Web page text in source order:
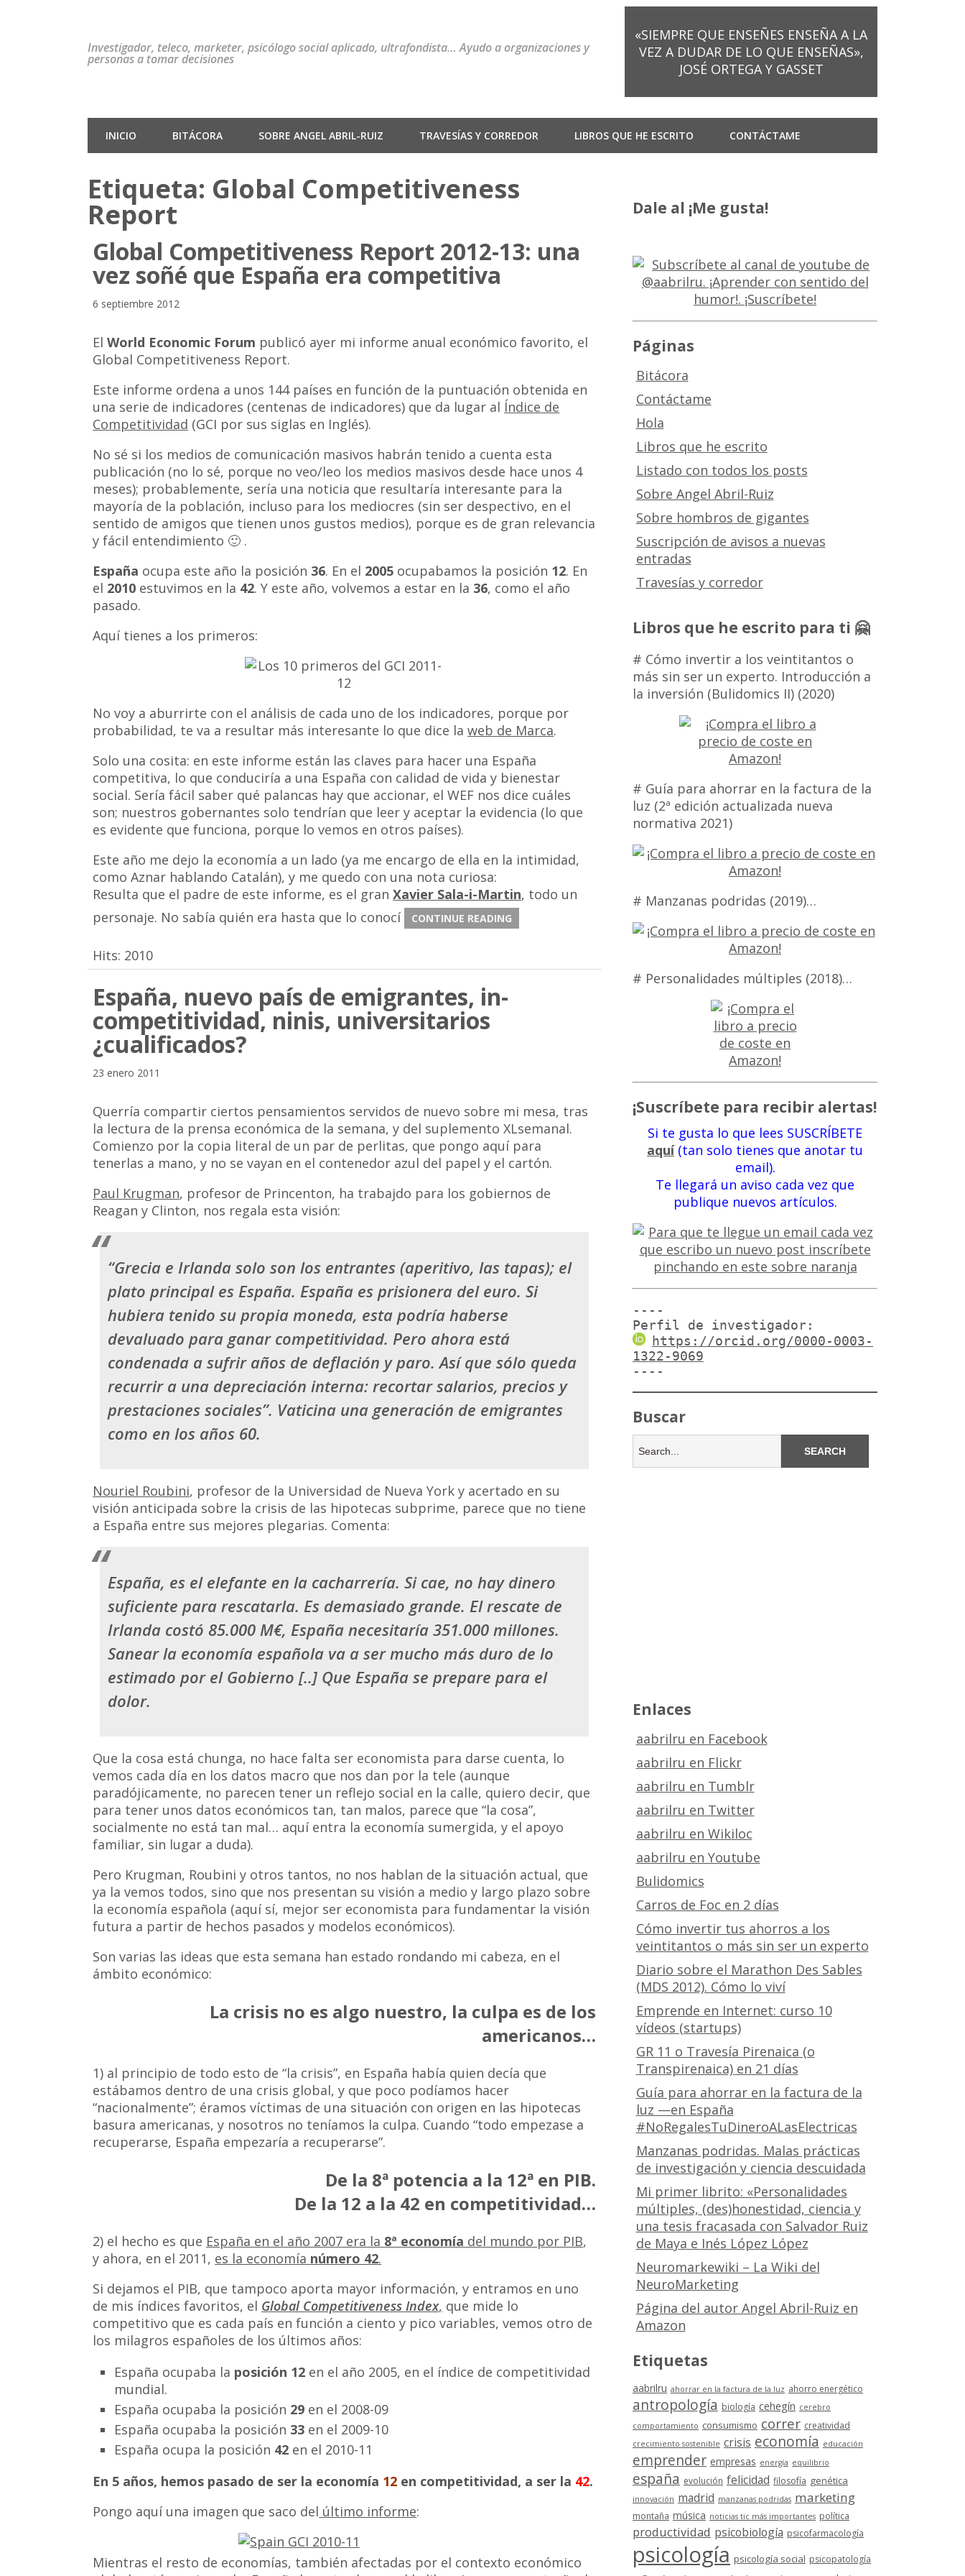
Investigador, teleco, marketer, psicólogo social aplicado, ultrafondista… Ayudo a organizaciones y
personas a tomar decisiones
«SIEMPRE QUE ENSEÑES ENSEÑA A LA
VEZ A DUDAR DE LO QUE ENSEÑAS»,
JOSÉ ORTEGA Y GASSET
INICIO BITÁCORA SOBRE ANGEL ABRIL-RUIZ TRAVESÍAS Y CORREDOR LIBROS QUE HE ESCRITO CONTÁCTAME
Etiqueta: Global Competitiveness
Report
Global Competitiveness Report 2012-13: una
vez soñé que España era competitiva
6 septiembre 2012
ElWorld Economic Forum publicó ayer mi informe anual económico favorito, el
Global Competitiveness Report.
Este informe ordena a unos 144 países en función de la puntuación obtenida en
una serie de indicadores (centenas de indicadores) que da lugar al Índice de
Competitividad (GCI por sus siglas en Inglés).
No sé si los medios de comunicación masivos habrán tenido a cuenta esta
publicación (no lo sé, porque no veo/leo los medios masivos desde hace unos 4
meses); probablemente, sería una noticia que resultaría interesante para la
mayoría de la población, incluso para los mediocres (sin ser despectivo, en el
sentido de amigos que tienen unos gustos medios), porque es de gran relevancia
y fácil entendimiento 🙂 .
España ocupa este año la posición 36. En el 2005 ocupabamos la posición 12. En
el 2010 estuvimos en la 42. Y este año, volvemos a estar en la 36, como el año
pasado.
Aquí tienes a los primeros:
No voy a aburrirte con el análisis de cada uno de los indicadores, porque por
probabilidad, te va a resultar más interesante lo que dice laweb de Marca.
Solo una cosita: en este informe están las claves para hacer una España
competitiva, lo que conduciría a una España con calidad de vida y bienestar
social. Sería fácil saber qué palancas hay que accionar, el WEF nos dice cuáles
son; nuestros gobernantes solo tendrían que leer y aceptar la evidencia (lo que
es evidente que funciona, porque lo vemos en otros países).
Este año me dejo la economía a un lado (ya me encargo de ella en la intimidad,
como Aznar hablando Catalán), y me quedo con una nota curiosa:
Resulta que el padre de este informe, es el granXavier Sala-i-Martin, todo un
personaje. No sabía quién era hasta que lo conocí
CONTINUE READING
Hits: 2010
España, nuevo país de emigrantes, in-
competitividad, ninis, universitarios
¿cualificados?
23 enero 2011
Querría compartir ciertos pensamientos servidos de nuevo sobre mi mesa, tras
la lectura de la prensa económica de la semana, y del suplemento XLsemanal.
Comienzo por la copia literal de un par de perlitas, que pongo aquí para
tenerlas a mano, y no se vayan en el contenedor azul del papel y el cartón.
Paul Krugman, profesor de Princenton, ha trabajdo para los gobiernos de
Reagan y Clinton, nos regala esta visión:
“Grecia e Irlanda solo son los entrantes (aperitivo, las tapas); el
plato principal es España. España es prisionera del euro. Si
hubiera tenido su propia moneda, esta podría haberse
devaluado para ganar competitividad. Pero ahora está
condenada a sufrir años de deflación y paro. Así que sólo queda
recurrir a una depreciación interna: recortar salarios, precios y
prestaciones sociales”. Vaticina una generación de emigrantes
como en los años 60.
Nouriel Roubini, profesor de la Universidad de Nueva York y acertado en su
visión anticipada sobre la crisis de las hipotecas subprime, parece que no tiene
a España entre sus mejores plegarias. Comenta:
España, es el elefante en la cacharrería. Si cae, no hay dinero
suficiente para rescatarla. Es demasiado grande. El rescate de
Irlanda costó 85.000 M€, España necesitaría 351.000 millones.
Sanear la economía española va a ser mucho más duro de lo
estimado por el Gobierno [..] Que España se prepare para el
dolor.
Que la cosa está chunga, no hace falta ser economista para darse cuenta, lo
vemos cada día en los datos macro que nos dan por la tele (aunque
paradójicamente, no parecen tener un reflejo social en la calle, quiero decir, que
para tener unos datos económicos tan, tan malos, parece que “la cosa”,
socialmente no está tan mal… aquí entra la economía sumergida, y el apoyo
familiar, sin lugar a duda).
Pero Krugman, Roubini y otros tantos, no nos hablan de la situación actual, que
ya la vemos todos, sino que nos presentan su visión a medio y largo plazo sobre
la economía española (aquí sí, mejor ser economista para fundamentar la visión
futura a partir de hechos pasados y modelos económicos).
Son varias las ideas que esta semana han estado rondando mi cabeza, en el
ámbito económico:
La crisis no es algo nuestro, la culpa es de los
americanos…
1) al principio de todo esto de “la crisis”, en España había quien decía que
estábamos dentro de una crisis global, y que poco podíamos hacer
“nacionalmente”; éramos víctimas de una situación con origen en las hipotecas
basura americanas, y nosotros no teníamos la culpa. Cuando “todo empezase a
recuperarse, España empezaría a recuperarse”.
De la 8ª potencia a la 12ª en PIB.
De la 12 a la 42 en competitividad…
2) el hecho es que España en el año 2007 era la 8ª economía del mundo por PIB,
y ahora, en el 2011, es la economía número 42.
Si dejamos el PIB, que tampoco aporta mayor información, y entramos en uno
de mis índices favoritos, el Global Competitiveness Index, que mide lo
competitivo que es cada país en función a ciento y pico variables, vemos otro de
los milagros españoles de los últimos años:
España ocupaba la posición 12 en el año 2005, en el índice de competitividad
mundial.
España ocupaba la posición 29 en el 2008-09
España ocupaba la posición 33 en el 2009-10
España ocupa la posición 42 en el 2010-11
En 5 años, hemos pasado de ser la economía 12 en competitividad, a ser la 42.
Pongo aquí una imagen que saco del último informe:
Mientras el resto de economías, también afectadas por el contexto económico
Dale al ¡Me gusta!
Páginas
Bitácora
Contáctame
Hola
Libros que he escrito
Listado con todos los posts
Sobre Angel Abril-Ruiz
Sobre hombros de gigantes
Suscripción de avisos a nuevas
entradas
Travesías y corredor
Libros que he escrito para ti 🤗
# Cómo invertir a los veintitantos o
más sin ser un experto. Introducción a
la inversión (Bulidomics II) (2020)
# Guía para ahorrar en la factura de la
luz (2ª edición actualizada nueva
normativa 2021)
# Manzanas podridas (2019)…
# Personalidades múltiples (2018)…
¡Suscríbete para recibir alertas!
Si te gusta lo que lees SUSCRÍBETE
aquí(tan solo tienes que anotar tu
email).
Te llegará un aviso cada vez que
publique nuevos artículos.
----
Perfil de investigador:
https://orcid.org/0000-0003-
1322-9069
----
Buscar
Enlaces
aabrilru en Facebook
aabrilru en Flickr
aabrilru en Tumblr
aabrilru en Twitter
aabrilru en Wikiloc
aabrilru en Youtube
Bulidomics
Carros de Foc en 2 días
Cómo invertir tus ahorros a los
veintitantos o más sin ser un experto
Diario sobre el Marathon Des Sables
(MDS 2012). Cómo lo viví
Emprende en Internet: curso 10
vídeos (startups)
GR 11 o Travesía Pirenaica (o
Transpirenaica) en 21 días
Guía para ahorrar en la factura de la
luz —en España
#NoRegalesTuDineroALasElectricas
Manzanas podridas. Malas prácticas
de investigación y ciencia descuidada
Mi primer librito: «Personalidades
múltiples, (des)honestidad, ciencia y
una tesis fracasada con Salvador Ruiz
de Maya e Inés López López
Neuromarkewiki – La Wiki del
NeuroMarketing
Página del autor Angel Abril-Ruiz en
Amazon
Etiquetas
aabrilru ahorrar en la factura de la luz ahorro energético
antropología biología cehegín cerebro
comportamiento consumismo correr creatividad
crecimiento sostenible crisis economía educación
emprender empresas energía equilibrio
españa evolución felicidad filosofía genética
innovación madrid manzanas podridas marketing
montaña música noticias tic más importantes política
productividad psicobiología psicofarmacología
psicología psicología social psicopatología